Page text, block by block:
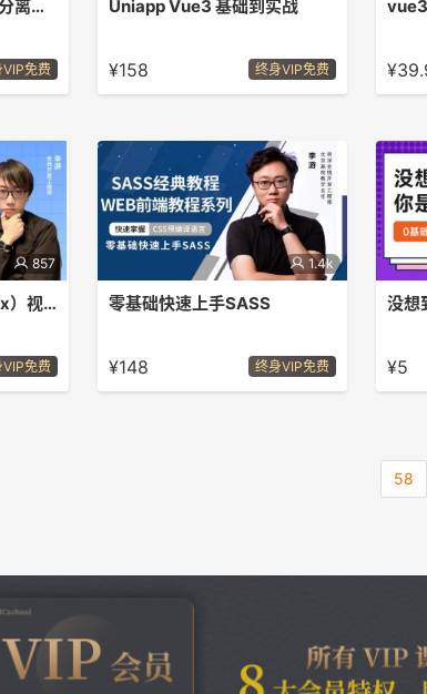
springsecurity前后端分离权限管理系统
免费
Uniapp Vue3 基础到实战
最后实战教程，前端知识必备
¥158 终身VIP免费
857
CSS3：弹性盒子（Flex）视频教程
且进行实
免费
1.4k
零基础快速上手SASS
统学习教程，达到学习程度
¥148 终身VIP免费
没想
¥5
58